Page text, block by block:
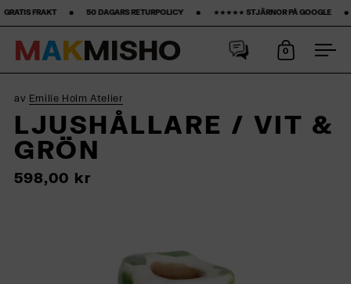
50 DAGARS RETURPOLICY ‎ ‎ ‎ ‎ ‎ ‎ ‎ •‎ ‎ ‎ ‎ ‎ ‎ ‎ ‎ ★★★★★ STJÄRNOR PÅ GOOGLE ‎ ‎ ‎ ‎ ‎ ‎ ‎ •‎ ‎ ‎ ‎ ‎ ‎ ‎ ‎15% FÖRSTA
MAKMISHO Öppna
0
av Emilie Holm Atelier
LJUSHÅLLARE / VIT &
GRÖN
598,00 kr